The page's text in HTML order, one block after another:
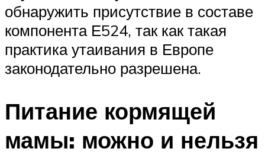
обнаружить присутствие в составе
компонента Е524, так как такая
практика утаивания в Европе
законодательно разрешена.
Питание кормящей
мамы: можно и нельзя